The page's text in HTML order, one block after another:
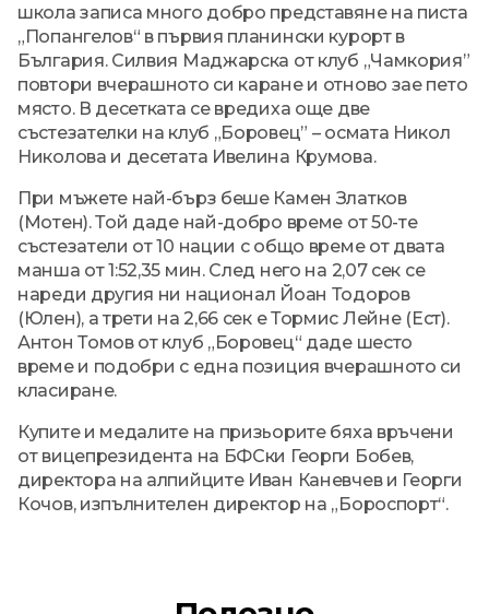
школа записа много добро представяне на писта
„Попангелов“ в първия планински курорт в
България. Силвия Маджарска от клуб „Чамкория”
повтори вчерашното си каране и отново зае пето
място. В десетката се вредиха още две
състезателки на клуб „Боровец” – осмата Никол
Николова и десетата Ивелина Крумова.
При мъжете най-бърз беше Камен Златков
(Мотен). Той даде най-добро време от 50-те
състезатели от 10 нации с общо време от двата
манша от 1:52,35 мин. След него на 2,07 сек се
нареди другия ни национал Йоан Тодоров
(Юлен), а трети на 2,66 сек е Тормис Лейне (Ест).
Антон Томов от клуб „Боровец“ даде шесто
време и подобри с една позиция вчерашното си
класиране.
Купите и медалите на призьорите бяха връчени
от вицепрезидента на БФСки Георги Бобев,
директора на алпийците Иван Каневчев и Георги
Кочов, изпълнителен директор на „Бороспорт“.